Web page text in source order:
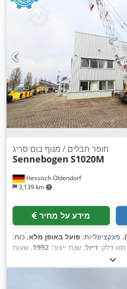
Hessisch Oldendorf
3,139 km
חופר חבלים / מנוף בום סריג
Sennebogen S1020M
מידע על מחיר
, פונקציונליות: פועל באופן מלא, כוח:
סוג דלק: דיזל, שנת ייצור: 1992, שעות